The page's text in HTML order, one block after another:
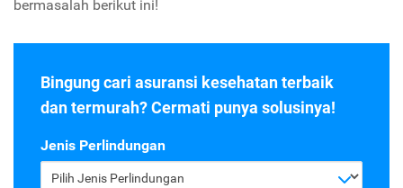
bermasalah berikut ini!
Bingung cari asuransi kesehatan terbaik
dan termurah? Cermati punya solusinya!
Jenis Perlindungan
Pilih Jenis Perlindungan